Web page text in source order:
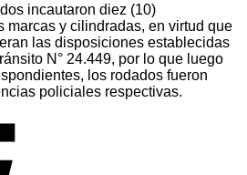
incautaron diez (10)
marcas y cilindradas, en virtud que
las disposiciones establecidas
N° 24.449, por lo que luego
los rodados fueron
policiales respectivas.